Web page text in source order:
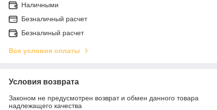
Наличными
Безналичный расчет
Безналиный расчет
Все условия оплаты
Условия возврата
Законом не предусмотрен возврат и обмен данного товара
надлежащего качества